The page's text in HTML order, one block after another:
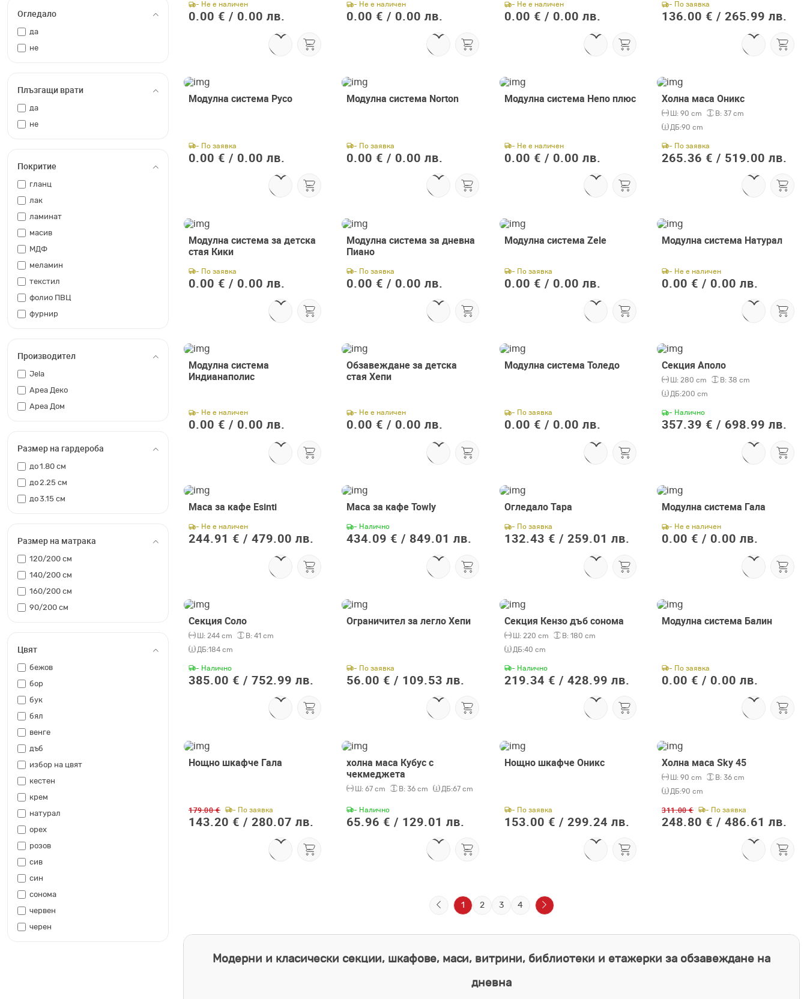
и вземи подарък!
Абонирай се
Общите условия
Огледало
да
не
Плъзгащи врати
да
не
Покритие
гланц
лак
ламинат
масив
МДФ
меламин
текстил
фолио ПВЦ
фурнир
Производител
Jela
Ареа Деко
Ареа Дом
Размер на гардероба
до 1.80 см
до 2.25 см
до 3.15 см
Размер на матрака
120/200 см
140/200 см
160/200 см
90/200 см
Цвят
бежов
бор
бук
бял
венге
дъб
избор на цвят
кестен
крем
натурал
орех
розов
сив
син
сонома
червен
черен
- Не е наличен
0.00 € / 0.00 лв.
- Не е наличен
0.00 € / 0.00 лв.
- Не е наличен
0.00 € / 0.00 лв.
- По заявка
136.00 € / 265.99 лв.
Модулна система Русо
- По заявка
0.00 € / 0.00 лв.
Модулна система Norton
- По заявка
0.00 € / 0.00 лв.
Модулна система Непо плюс
- Не е наличен
0.00 € / 0.00 лв.
Холна маса Оникс
Ш: 90 cm В: 37 cm
ДБ:90 cm
- По заявка
265.36 € / 519.00 лв.
Модулна система за детска
стая Кики
- По заявка
0.00 € / 0.00 лв.
Модулна система за дневна
Пиано
- По заявка
0.00 € / 0.00 лв.
Модулна система Zele
- По заявка
0.00 € / 0.00 лв.
Модулна система Натурал
- Не е наличен
0.00 € / 0.00 лв.
Модулна система
Индианаполис
- Не е наличен
0.00 € / 0.00 лв.
Обзавеждане за детска
стая Хепи
- Не е наличен
0.00 € / 0.00 лв.
Модулна система Толедо
- По заявка
0.00 € / 0.00 лв.
Секция Аполо
Ш: 280 cm В: 38 cm
ДБ:200 cm
- Налично
357.39 € / 698.99 лв.
Маса за кафе Esinti
- Не е наличен
244.91 € / 479.00 лв.
Маса за кафе Towly
- Налично
434.09 € / 849.01 лв.
Огледало Тара
- По заявка
132.43 € / 259.01 лв.
Модулна система Гала
- Не е наличен
0.00 € / 0.00 лв.
Секция Соло
Ш: 244 cm В: 41 cm
ДБ:184 cm
- Налично
385.00 € / 752.99 лв.
Ограничител за легло Хепи
- По заявка
56.00 € / 109.53 лв.
Секция Кензо дъб сонома
Ш:220 cm В:180 cm
ДБ:40 cm
- Налично
219.34 € / 428.99 лв.
Модулна система Балин
- По заявка
0.00 € / 0.00 лв.
-20%
Нощно шкафче Гала
179.00 € - По заявка
143.20 € / 280.07 лв.
холна маса Кубус с
чекмеджета
Ш:67 cm В:36 cm ДБ:67 cm
- Налично
65.96 € / 129.01 лв.
Нощно шкафче Оникс
- По заявка
153.00 € / 299.24 лв.
-20%
Холна маса Sky 45
Ш: 90 cm В: 36 cm
ДБ:90 cm
311.00 € - По заявка
248.80 € / 486.61 лв.
1 2 3 4
Модерни и класически секции, шкафове, маси, витрини, библиотеки и етажерки за обзавеждане на
дневна